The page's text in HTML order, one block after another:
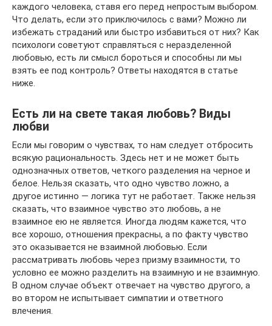
каждого человека, ставя его перед непростым выбором.
Что делать, если это приключилось с вами? Можно ли
избежать страданий или быстро избавиться от них? Как
психологи советуют справляться с неразделенной
любовью, есть ли смысл бороться и способны ли мы
взять ее под контроль? Ответы находятся в статье
ниже.
Есть ли на свете такая любовь? Виды
любви
Если мы говорим о чувствах, то нам следует отбросить
всякую рациональность. Здесь нет и не может быть
однозначных ответов, четкого разделения на черное и
белое. Нельзя сказать, что одно чувство ложно, а
другое истинно — логика тут не работает. Также нельзя
сказать, что взаимное чувство это любовь, а не
взаимное ею не является. Иногда людям кажется, что
все хорошо, отношения прекрасны, а по факту чувство
это оказывается не взаимной любовью. Если
рассматривать любовь через призму взаимности, то
условно ее можно разделить на взаимную и не взаимную.
В одном случае объект отвечает на чувство другого, а
во втором не испытывает симпатии и ответного
влечения.